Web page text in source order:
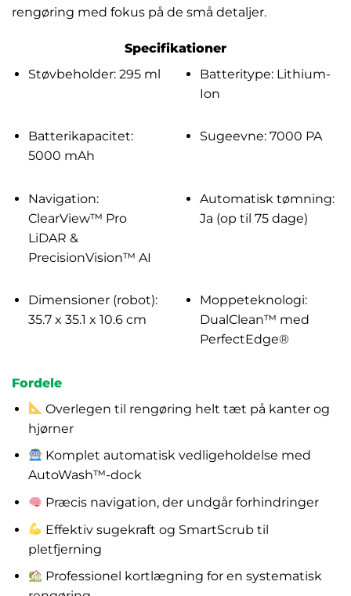
rengøring med fokus på de små detaljer.
Specifikationer
Støvbeholder: 295 ml
Batteritype: Lithium-
Ion
Batterikapacitet:
5000 mAh
Sugeevne: 7000 PA
Navigation:
ClearView™ Pro
LiDAR &
PrecisionVision™ AI
Automatisk tømning:
Ja (op til 75 dage)
Dimensioner (robot):
35.7 x 35.1 x 10.6 cm
Moppeteknologi:
DualClean™ med
PerfectEdge®
Fordele
Overlegen til rengøring helt tæt på kanter og
hjørner
Komplet automatisk vedligeholdelse med
AutoWash™-dock
Præcis navigation, der undgår forhindringer
Effektiv sugekraft og SmartScrub til
pletfjerning
Professionel kortlægning for en systematisk